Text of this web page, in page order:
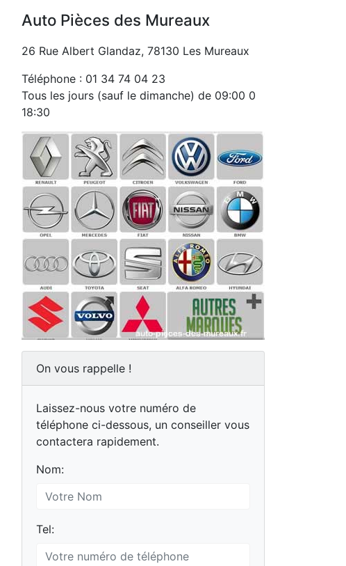
Auto Pièces des Mureaux
26 Rue Albert Glandaz, 78130 Les Mureaux
Téléphone : 01 34 74 04 23
Tous les jours (sauf le dimanche) de 09:00 0
18:30
On vous rappelle !
Laissez-nous votre numéro de
téléphone ci-dessous, un conseiller vous
contactera rapidement.
Nom:
Tel: